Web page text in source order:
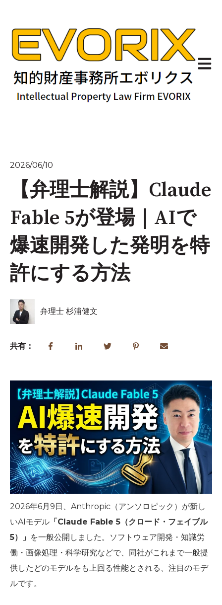
メイ
2026/06/10
【弁理士解説】Claude
Fable 5が登場｜AIで
爆速開発した発明を特
許にする方法
弁理士 杉浦健文
共有：
2026年6月9日、Anthropic（アンソロピック）が新し
いAIモデル 「Claude Fable 5（クロード・フェイブル
5）」 を一般公開しました。ソフトウェア開発・知識労
働・画像処理・科学研究などで、同社がこれまで一般提
供したどのモデルをも上回る性能とされる、注目のモデ
ルです。